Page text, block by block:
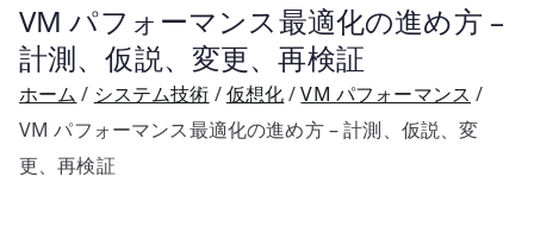
VM パフォーマンス最適化の進め方 –
計測、仮説、変更、再検証
ホーム システム技術 仮想化
VM パフォーマンス
VM パフォーマンス最適化の進め方 – 計測、仮説、変
更、再検証